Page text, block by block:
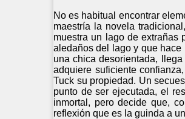
No es habitual encontrar
maestría la novela
muestra un lago de extrañas
aledaños del lago y que
una chica desorientada,
adquiere suficiente
Tuck su propiedad. Un
punto de ser ejecutada, el
inmortal, pero decide que,
reflexión que es la guinda a